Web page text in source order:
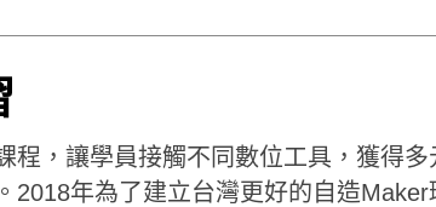
程，讓學員接觸不同數位工具，獲得
年為了建立台灣更好的自造